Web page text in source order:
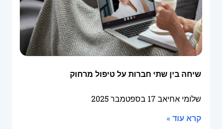
שיחה בין שתי חברות על טיפול מרחוק
שלומי אחיאב17 בספטמבר 2025
קרא עוד »